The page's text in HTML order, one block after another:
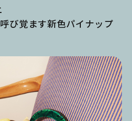
び覚ます新色パイナップ